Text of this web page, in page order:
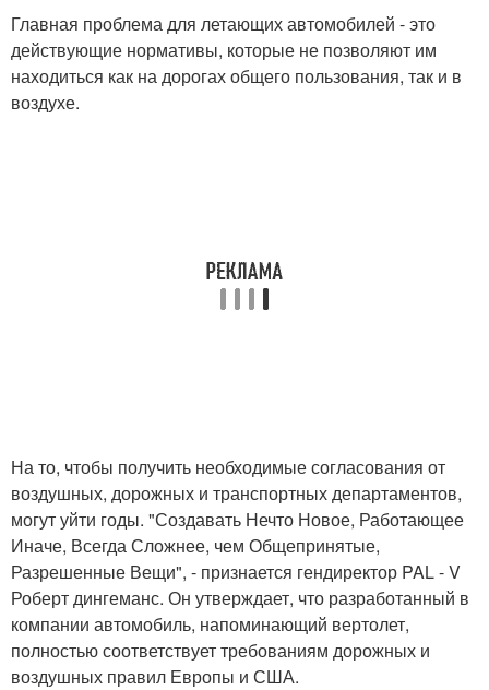
Главная проблема для летающих автомобилей - это
действующие нормативы, которые не позволяют им
находиться как на дорогах общего пользования, так и в
воздухе.
На то, чтобы получить необходимые согласования от
воздушных, дорожных и транспортных департаментов,
могут уйти годы. "Создавать Нечто Новое, Работающее
Иначе, Всегда Сложнее, чем Общепринятые,
Разрешенные Вещи", - признается гендиректор PAL - V
Роберт дингеманс. Он утверждает, что разработанный в
компании автомобиль, напоминающий вертолет,
полностью соответствует требованиям дорожных и
воздушных правил Европы и США.